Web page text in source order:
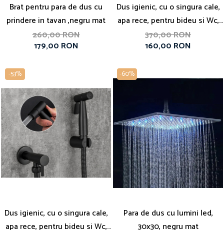
Brat pentru para de dus cu
prindere in tavan ,negru mat
260,00 RON
179,00 RON
Dus igienic, cu o singura cale,
apa rece, pentru bideu si Wc,
crom
370,00 RON
160,00 RON
-53%
Dus igienic, cu o singura cale,
apa rece, pentru bideu si Wc,
-60%
Para de dus cu lumini led,
30x30, negru mat